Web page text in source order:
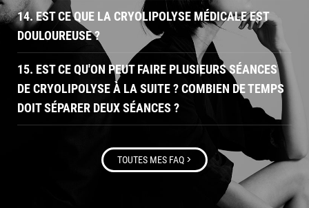
14. EST CE QUE LA CRYOLIPOLYSE MÉDICALE EST
DOULOUREUSE ?
15. EST CE QU'ON PEUT FAIRE PLUSIEURS SÉANCES
DE CRYOLIPOLYSE À LA SUITE ? COMBIEN DE TEMPS
DOIT SÉPARER DEUX SÉANCES ?
TOUTES MES FAQ >